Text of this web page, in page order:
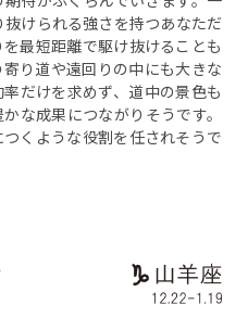
抜けられる強さを持つあなただ
最短距離で駆け抜けることも
り道や遠回りの中にも大きな
だけを求めず、道中の景色も
な成果につながりそうです。
くような役割を任されそうで